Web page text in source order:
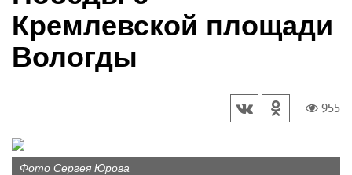
Кремлевской площади
Вологды
955
Фото Сергея Юрова